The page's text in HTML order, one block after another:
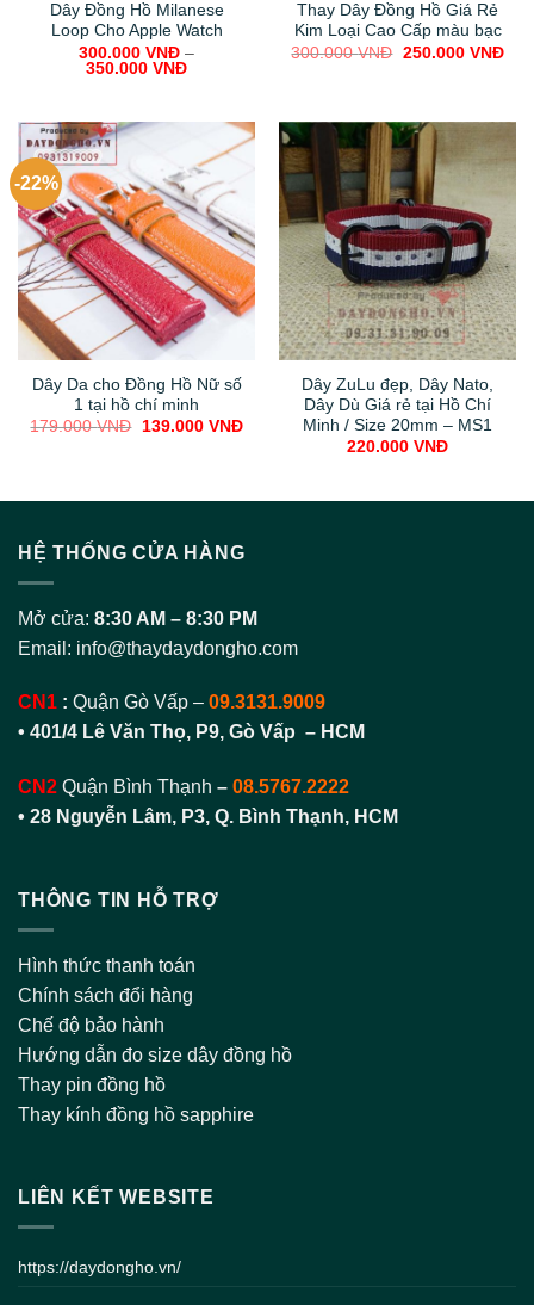
Dây Đồng Hồ Milanese
Loop Cho Apple Watch
300.000 VNĐ –
350.000 VNĐ
Thay Dây Đồng Hồ Giá Rẻ
Kim Loại Cao Cấp màu bạc
300.000VNĐ Original
250.000 VNĐ
-22%
Dây Da cho Đồng Hồ Nữ số
1 tại hồ chí minh
179.000VNĐ
Original
139.000 VNĐCurrent
Dây ZuLu đẹp, Dây Nato,
Dây Dù Giá rẻ tại Hồ Chí
Minh / Size 20mm – MS1
220.000 VNĐ
HỆ THỐNG CỬA HÀNG
Mở cửa: 8:30 AM – 8:30 PM
Email: info@thaydaydongho.com
CN1 : Quận Gò Vấp – 09.3131.9009
• 401/4 Lê Văn Thọ, P9, Gò Vấp – HCM
CN2 Quận Bình Thạnh – 08.5767.2222
• 28 Nguyễn Lâm, P3, Q. Bình Thạnh, HCM
THÔNG TIN HỖ TRỢ
Hình thức thanh toán
Chính sách đổi hàng
Chế độ bảo hành
Hướng dẫn đo size dây đồng hồ
Thay pin đồng hồ
Thay kính đồng hồ sapphire
LIÊN KẾT WEBSITE
https://daydongho.vn/